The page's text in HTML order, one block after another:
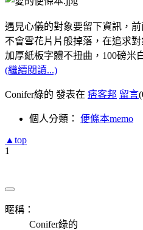
遇見心儀的對象要留下資訊，
不會雪花片片般掉落，在追求對
加厚紙板字體不扭曲，100磅米
(繼續閱讀...)
Conifer綠的 發表在 痞客邦 留言
個人分類： 便條本memo
▲top
1
暱稱：
Conifer綠的